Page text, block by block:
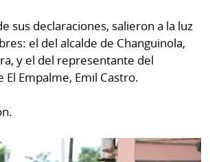
sus declaraciones, salieron a la luz
el del alcalde de Changuinola,
y el del representante del
Empalme, Emil Castro.